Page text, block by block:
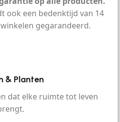
ook een bedenktijd van 14
gegarandeerd.
& Planten
dat elke ruimte tot leven